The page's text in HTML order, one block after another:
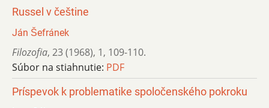
Russel v češtine
Ján Šefránek
Filozofia, 23 (1968), 1, 109-110.
Súbor na stiahnutie: PDF
Príspevok k problematike spoločenského pokroku